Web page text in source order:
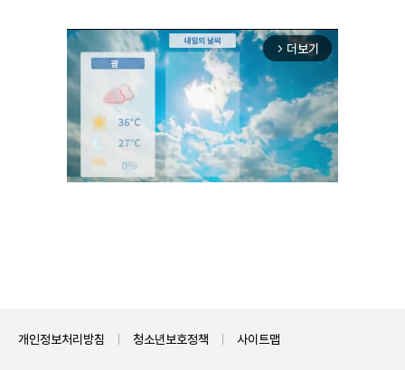
arrow_forward_ios 더보기
개인정보처리방침 청소년보호정책 사이트맵